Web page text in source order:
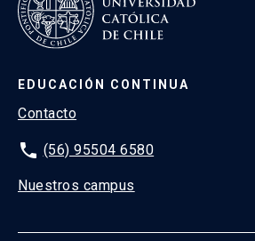
EDUCACIÓN CONTINUA
Contacto
phone (56) 95504 6580
Nuestros campus